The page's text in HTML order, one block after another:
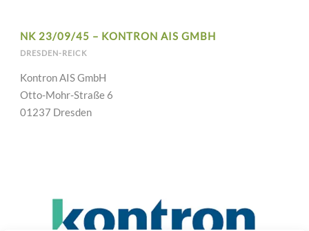
NK 23/09/45 – KONTRON AIS GMBH
DRESDEN-REICK
Kontron AIS GmbH
Otto-Mohr-Straße 6
01237 Dresden